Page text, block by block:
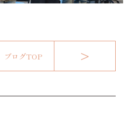
ブログTOP >